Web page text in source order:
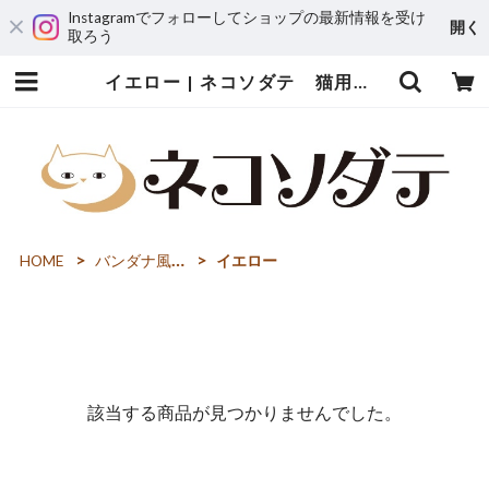
Instagramでフォローしてショップの最新情報を受け
取ろう
開く
イエロー | ネコソダテ 猫用首輪専門店～猫の首輪・迷子札・猫用品・猫雑貨～
HOME バンダナ風首輪・面テープ イエロー
該当する商品が見つかりませんでした。